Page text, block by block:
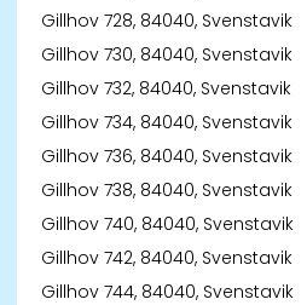
Gillhov 728, 84040, Svenstavik
Gillhov 730, 84040, Svenstavik
Gillhov 732, 84040, Svenstavik
Gillhov 734, 84040, Svenstavik
Gillhov 736, 84040, Svenstavik
Gillhov 738, 84040, Svenstavik
Gillhov 740, 84040, Svenstavik
Gillhov 742, 84040, Svenstavik
Gillhov 744, 84040, Svenstavik